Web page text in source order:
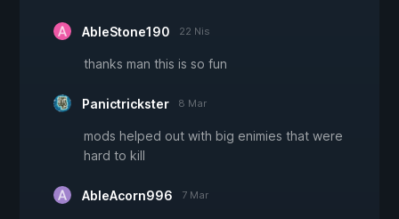
AbleStone190 22 Nis
thanks man this is so fun
Panictrickster 8 Mar
mods helped out with big enimies that were
hard to kill
AbleAcorn996 7 Mar